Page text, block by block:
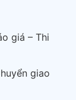
giá – Thi
giao